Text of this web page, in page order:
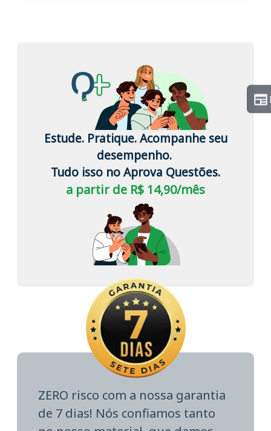
Estude. Pratique. Acompanhe seu
desempenho.
Tudo isso no Aprova Questões.
a partir de R$ 14,90/mês
ZERO risco com a nossa garantia
de 7 dias! Nós confiamos tanto